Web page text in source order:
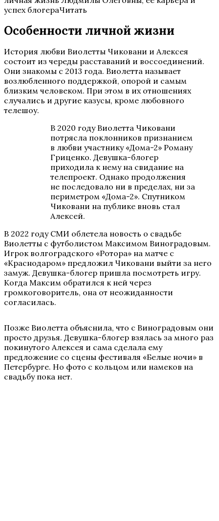
успех блогераЧитать
Особенности личной жизни
История любви Виолетты Чиковани и Алексея
состоит из череды расставаний и воссоединений.
Они знакомы с 2013 года. Виолетта называет
возлюбленного поддержкой, опорой и самым
близким человеком. При этом в их отношениях
случались и другие казусы, кроме любовного
телешоу.
В 2020 году Виолетта Чиковани
потрясла поклонников признанием
в любви участнику «Дома-2» Роману
Гриценко. Девушка-блогер
приходила к нему на свидание на
телепроект. Однако продолжения
не последовало ни в пределах, ни за
периметром «Дома-2». Спутником
Чиковани на публике вновь стал
Алексей.
В 2022 году СМИ облетела новость о свадьбе
Виолетты с футболистом Максимом Виноградовым.
Игрок волгоградского «Ротора» на матче с
«Краснодаром» предложил Чиковани выйти за него
замуж. Девушка-блогер пришла посмотреть игру.
Когда Максим обратился к ней через
громкоговоритель, она от неожиданности
согласилась.
Позже Виолетта объяснила, что с Виноградовым они
просто друзья. Девушка-блогер взялась за много раз
покинутого Алексея и сама сделала ему
предложение со сцены фестиваля «Белые ночи» в
Петербурге. Но фото с кольцом или намеков на
свадьбу пока нет.